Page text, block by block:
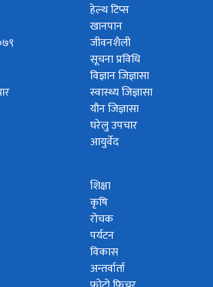
हेल्थ टिप्स
खानपान
जीवनशैली
सूचना प्रविधि
विज्ञान जिज्ञासा
स्वास्थ्य जिज्ञासा
यौन जिज्ञासा
घरेलु उपचार
आयुर्वेद
शिक्षा
कृषि
रोचक
पर्यटन
विकास
अन्तर्वार्ता